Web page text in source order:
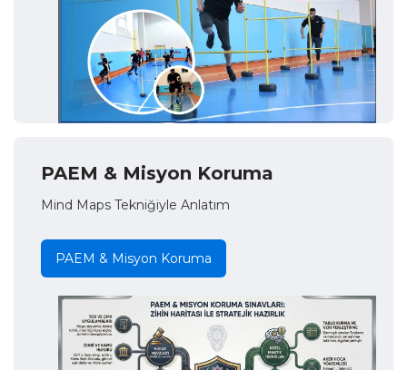
PAEM & Misyon Koruma
Mind Maps Tekniğiyle Anlatım
PAEM & Misyon Koruma